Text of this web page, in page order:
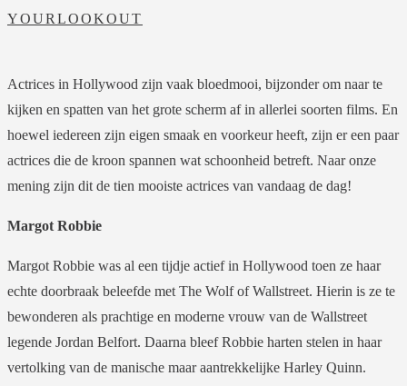
YOURLOOKOUT
Actrices in Hollywood zijn vaak bloedmooi, bijzonder om naar te
kijken en spatten van het grote scherm af in allerlei soorten films. En
hoewel iedereen zijn eigen smaak en voorkeur heeft, zijn er een paar
actrices die de kroon spannen wat schoonheid betreft. Naar onze
mening zijn dit de tien mooiste actrices van vandaag de dag!
Margot Robbie
Margot Robbie was al een tijdje actief in Hollywood toen ze haar
echte doorbraak beleefde met The Wolf of Wallstreet. Hierin is ze te
bewonderen als prachtige en moderne vrouw van de Wallstreet
legende Jordan Belfort. Daarna bleef Robbie harten stelen in haar
vertolking van de manische maar aantrekkelijke Harley Quinn.